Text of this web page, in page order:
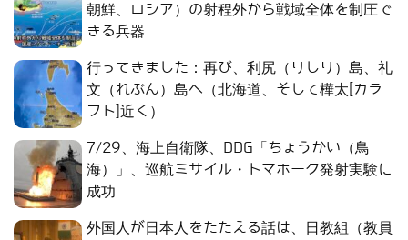
朝鮮、ロシア）の射程外から戦域全体を制圧で
きる兵器
行ってきました：再び、利尻（りしり）島、礼
文（れぶん）島へ（北海道、そして樺太[カラ
フト]近く）
7/29、海上自衛隊、DDG「ちょうかい（鳥
海）」、巡航ミサイル・トマホーク発射実験に
成功
外国人が日本人をたたえる話は、日教組（教員